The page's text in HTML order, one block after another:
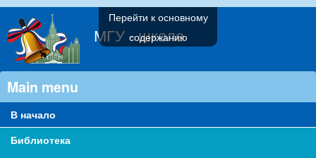
Перейти к основному
содержанию
МГУ - школе
Main menu
В начало
Библиотека